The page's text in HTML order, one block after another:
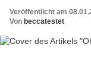
Veröffentlicht am
Von beccatestet